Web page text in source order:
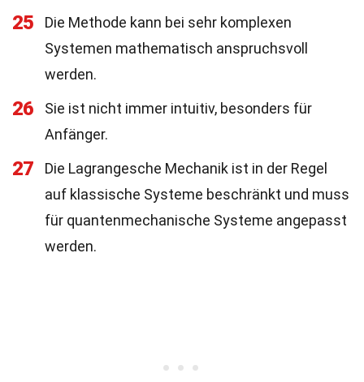
25
Die Methode kann bei sehr komplexen
Systemen mathematisch anspruchsvoll
werden.
26
Sie ist nicht immer intuitiv, besonders für
Anfänger.
27
Die Lagrangesche Mechanik ist in der Regel
auf klassische Systeme beschränkt und muss
für quantenmechanische Systeme angepasst
werden.